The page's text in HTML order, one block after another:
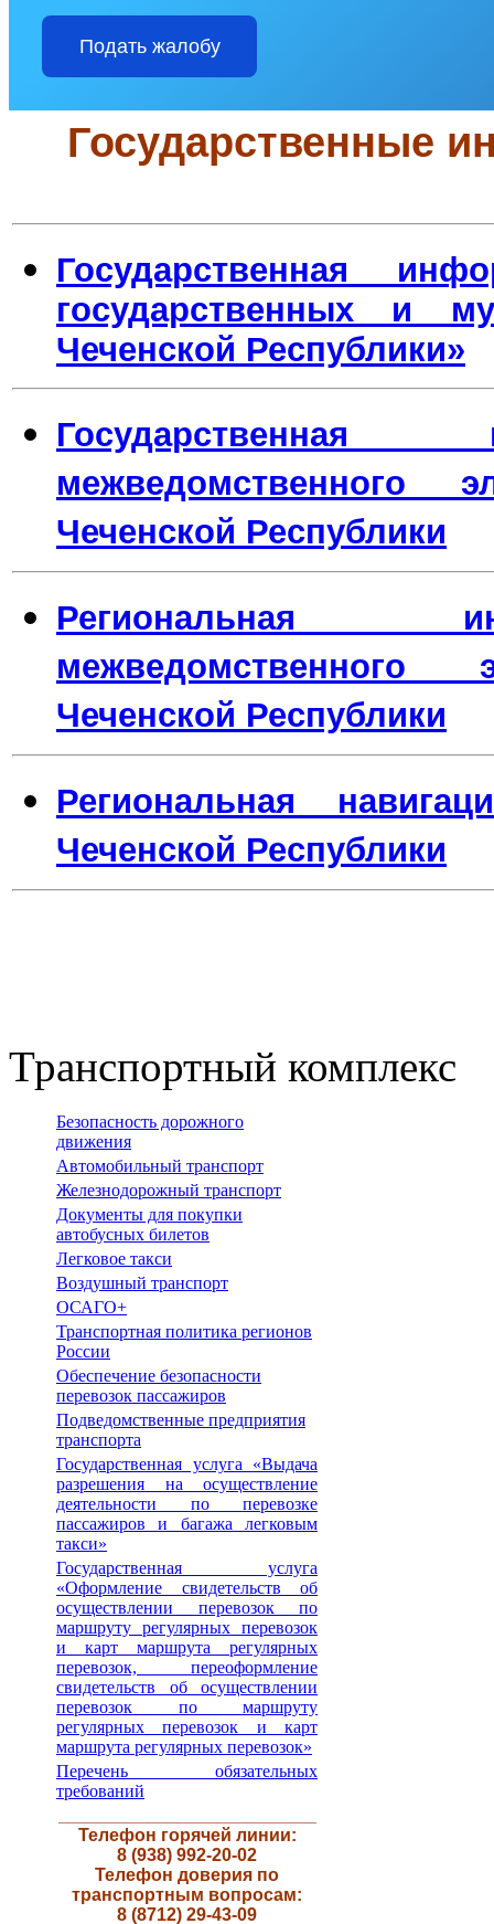
Подать жалобу
Государственные
Государственная
государственных и
Чеченской Республики»
Государственная
межведомственного
Чеченской Республики
Региональная
межведомственного
Чеченской Республики
Региональная
Чеченской Республики
Транспортный комплекс
Безопасность дорожного
движения
Автомобильный транспорт
Железнодорожный транспорт
Документы для покупки
автобусных билетов
Легковое такси
Воздушный транспорт
ОСАГО+
Транспортная политика регионов
России
Обеспечение безопасности
перевозок пассажиров
Подведомственные предприятия
транспорта
Государственная услуга «Выдача
разрешения на осуществление
деятельности по перевозке
пассажиров и багажа легковым
такси»
Государственная услуга
«Оформление свидетельств об
осуществлении перевозок по
маршруту регулярных перевозок
и карт маршрута регулярных
перевозок, переоформление
свидетельств об осуществлении
перевозок по маршруту
регулярных перевозок и карт
маршрута регулярных перевозок»
Перечень обязательных
требований
Телефон горячей линии:
8 (938) 992-20-02
Телефон доверия по
транспортным вопросам:
8 (8712) 29-43-09